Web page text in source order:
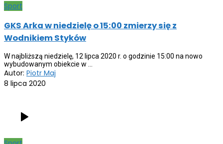
Sport
GKS Arka w niedzielę o 15:00 zmierzy się z
Wodnikiem Styków
W najbliższą niedzielę, 12 lipca 2020 r. o godzinie 15:00 na nowo
wybudowanym obiekcie w ...
Autor: Piotr Maj
8 lipca 2020